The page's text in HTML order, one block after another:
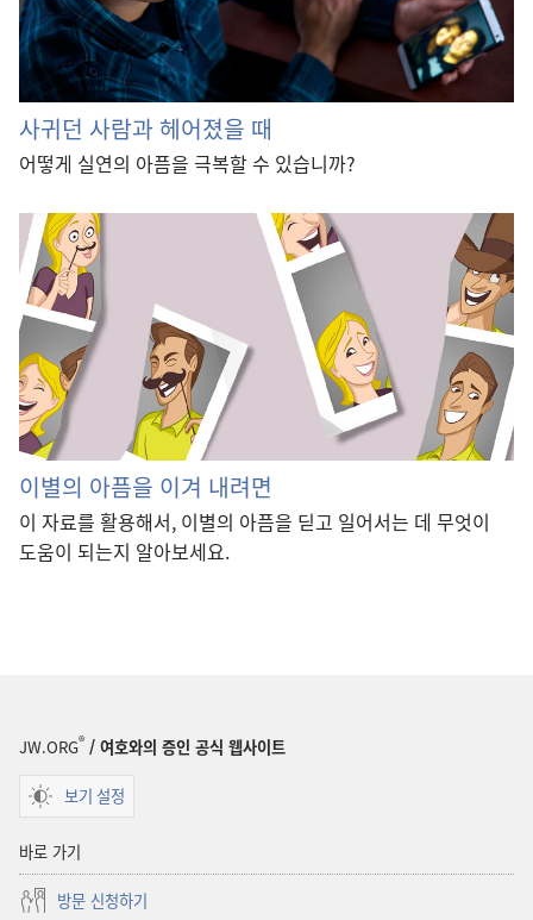
사귀던 사람과 헤어졌을 때
어떻게 실연의 아픔을 극복할 수 있습니까?
이별의 아픔을 이겨 내려면
이 자료를 활용해서, 이별의 아픔을 딛고 일어서는 데 무엇이
도움이 되는지 알아보세요.
JW.ORG® / 여호와의 증인 공식 웹사이트
보기 설정
바로 가기
방문 신청하기